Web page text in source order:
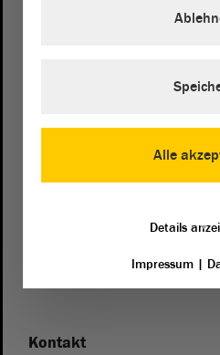
Presse- und
Kontakt
Alle
Details
Impressum|